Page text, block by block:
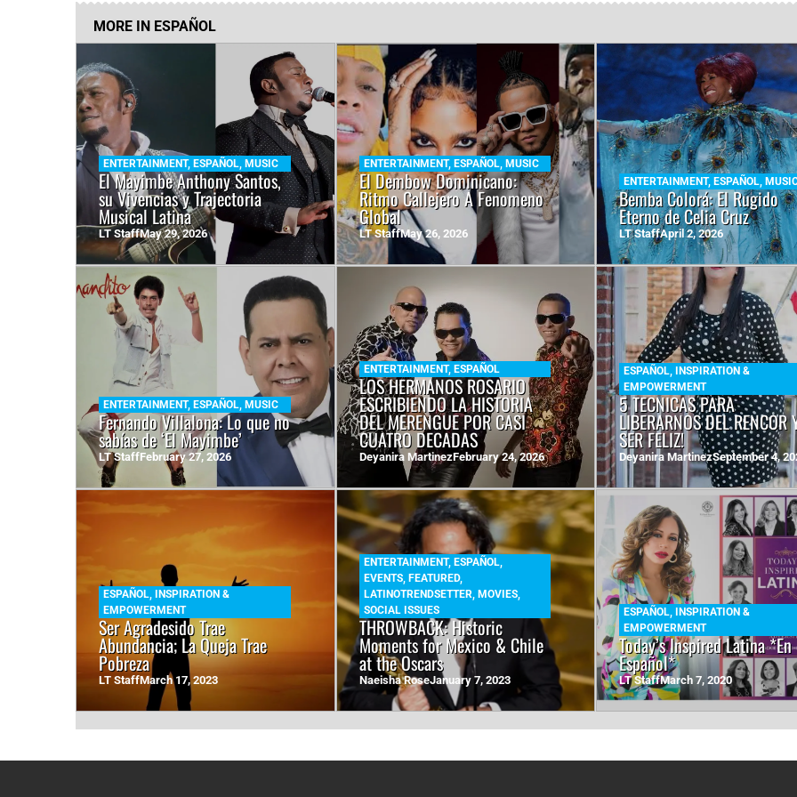
MORE IN ESPAÑOL
ENTERTAINMENT, ESPAÑOL, MUSIC
El Mayimbe Anthony Santos,
su Vivencias y Trajectoria
Musical Latina
LT StaffMay 29, 2026
ENTERTAINMENT, ESPAÑOL, MUSIC
El Dembow Dominicano:
Ritmo Callejero A Fenomeno
Global
LT StaffMay 26, 2026
ENTERTAINMENT, ESPAÑOL,
Bemba Colorá: El Rugido
Eterno de Celia Cruz
LT StaffApril 2, 2026
ENTERTAINMENT, ESPAÑOL, MUSIC
Fernando Villalona: Lo que no
sabías de ‘El Mayimbe’
LT StaffFebruary 27, 2026
ENTERTAINMENT, ESPAÑOL
LOS HERMANOS ROSARIO
ESCRIBIENDO LA HISTORIA
DEL MERENGUE POR CASI
CUATRO DECADAS
Deyanira MartinezFebruary 24, 2026
ESPAÑOL,
INSPIRATION &
EMPOWERMENT
5 TECNICAS PARA
LIBERARNOS DEL RENCOR
SER FELIZ!
Deyanira MartinezSeptember 4,
ESPAÑOL,
INSPIRATION &
EMPOWERMENT
Ser Agradesido Trae
Abundancia; La Queja Trae
Pobreza
LT StaffMarch 17, 2023
ENTERTAINMENT, ESPAÑOL,
EVENTS, FEATURED,
LATINOTRENDSETTER, MOVIES,
SOCIAL ISSUES
THROWBACK: Historic
Moments for Mexico & Chile
at the Oscars
Naeisha RoseJanuary 7, 2023
ESPAÑOL,
INSPIRATION &
EMPOWERMENT
Today’s Inspired Latina *En
Español*
LT StaffMarch 7, 2020